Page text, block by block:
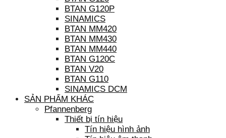
BTAN G120P
SINAMICS
BTAN MM420
BTAN MM430
BTAN MM440
BTAN G120C
BTAN V20
BTAN G110
SINAMICS DCM
SẢN PHẨM KHÁC
Pfannenberg
Thiết bị tín hiệu
Tín hiệu hình ảnh